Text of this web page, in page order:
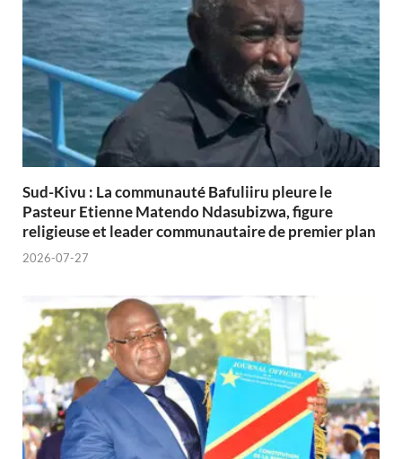
Sud-Kivu : La communauté Bafuliiru pleure le
Pasteur Etienne Matendo Ndasubizwa, figure
religieuse et leader communautaire de premier plan
2026-07-27